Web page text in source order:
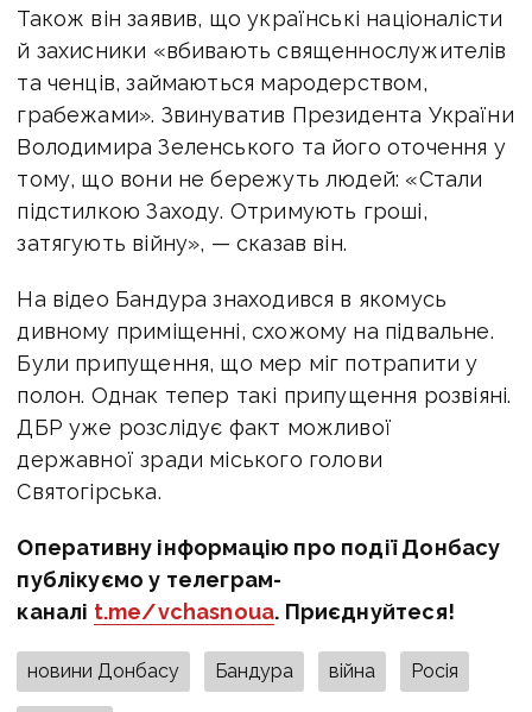
Також він заявив, що українські націоналісти
й захисники «вбивають священнослужителів
та ченців, займаються мародерством,
грабежами». Звинуватив Президента України
Володимира Зеленського та його оточення у
тому, що вони не бережуть людей: «Стали
підстилкою Заходу. Отримують гроші,
затягують війну», — сказав він.
На відео Бандура знаходився в якомусь
дивному приміщенні, схожому на підвальне.
Були припущення, що мер міг потрапити у
полон. Однак тепер такі припущення розвіяні.
ДБР уже розслідує факт можливої
державної зради міського голови
Святогірська.
Оперативну інформацію про події Донбасу
публікуємо у телеграм-
каналі t.me/vchasnoua. Приєднуйтеся!
новини Донбасу Бандура війна Росія